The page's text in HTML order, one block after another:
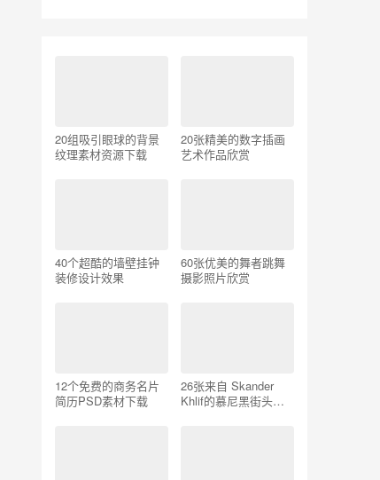
20组吸引眼球的背景
纹理素材资源下载
20张精美的数字插画
艺术作品欣赏
40个超酷的墙壁挂钟
装修设计效果
60张优美的舞者跳舞
摄影照片欣赏
12个免费的商务名片
简历PSD素材下载
26张来自 Skander
Khlif的慕尼黑街头摄